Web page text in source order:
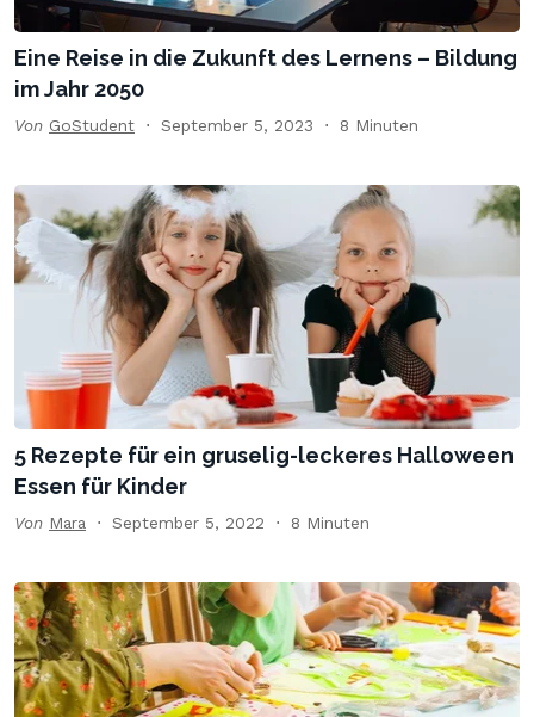
Eine Reise in die Zukunft des Lernens – Bildung
im Jahr 2050
Von GoStudent September 5, 2023 8 Minuten
5 Rezepte für ein gruselig-leckeres Halloween
Essen für Kinder
Von Mara September 5, 2022 8 Minuten